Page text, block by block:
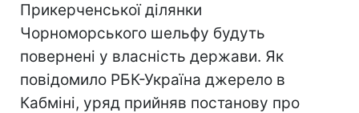
Прикерченської ділянки
Чорноморського шельфу будуть
повернені у власність держави. Як
повідомило РБК-Україна джерело в
Кабміні, уряд прийняв постанову про